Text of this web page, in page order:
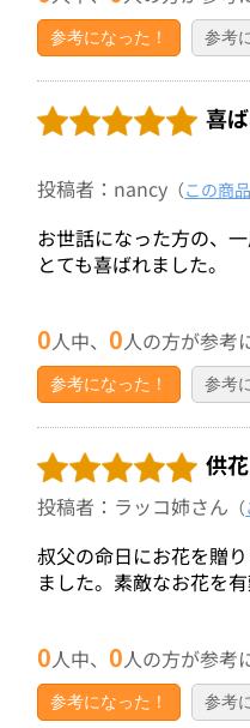
参考になった！ 参考
喜
投稿者：nancy （この商
お世話になった方の、
とても喜ばれました。
0人中、0人の方が参考
参考になった！ 参考
供
投稿者：ラッコ姉さん （
叔父の命日にお花を贈
ました。素敵なお花を
0人中、0人の方が参考
参考になった！ 参考